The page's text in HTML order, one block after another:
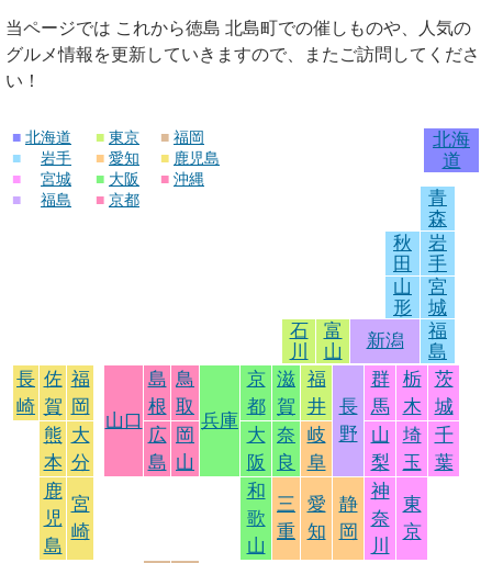
当ページでは これから徳島 北島町での催しものや、人気の
グルメ情報を更新していきますので、またご訪問してくださ
い！
■ 北海道
■
岩手
■
宮城
■
福島
■ 東京
■ 愛知
■ 大阪
■ 京都
■ 福岡
■ 鹿児島
■ 沖縄
北海
道
青
森
秋
田
岩
手
山
形
宮
城
石
川
富
山
新潟
福
島
長
崎
佐
賀
福
岡
山口
島
根
鳥
取
兵庫
京
都
滋
賀
福
井
長
野
群
馬
栃
木
茨
城
熊
本
大
分
広
島
岡
山
大
阪
奈
良
岐
阜
山
梨
埼
玉
千
葉
鹿
児
島
宮
崎
和
歌
山
三
重
愛
知
静
岡
神
奈
川
東
京